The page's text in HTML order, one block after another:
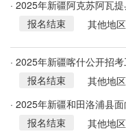
· 2025年新疆阿克苏阿瓦
工作者公告
报名结束
其他地区
· 2025年新疆喀什公开招
导员9人公告
报名结束
其他地区
· 2025年新疆和田洛浦县
公告报名结束
其他地区